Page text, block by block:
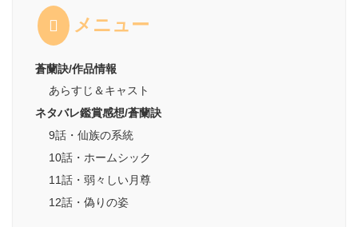
メニュー
蒼蘭訣/作品情報
あらすじ＆キャスト
ネタバレ鑑賞感想/蒼蘭訣
9話・仙族の系統
10話・ホームシック
11話・弱々しい月尊
12話・偽りの姿